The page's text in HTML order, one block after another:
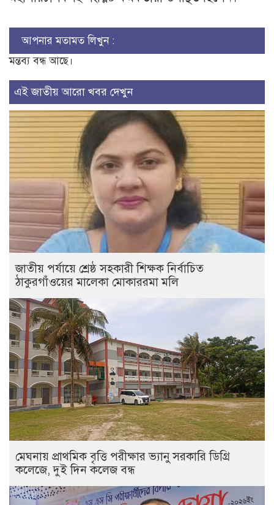
আপনার মতামত লিখুন :
মন্তব্য বন্ধ আছে।
এই জাতীয় আরো খবর দেখুন
জাতীয় পর্যায়ে শ্রেষ্ঠ সহকারী শিক্ষক নির্বাচিত
ঠাকুরগাঁওয়ের মালেকা মোকাররমা মলি
মেঘনায় প্রাথমিক বৃত্তি পরীক্ষার ভ্যানু সরকারি ডিগ্রি
কলেজে, দুই দিন কলেজ বন্ধ